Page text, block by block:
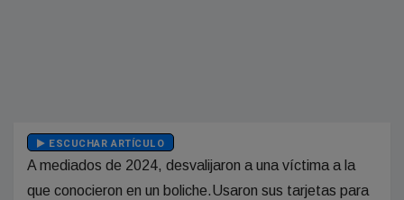
ESCUCHAR ARTÍCULO
A mediados de 2024, desvalijaron a una víctima a la
que conocieron en un boliche.Usaron sus tarjetas para